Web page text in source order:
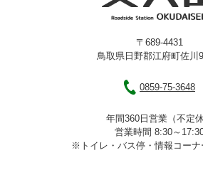
〒689-4431
鳥取県日野郡江府町佐川
0859-75-3648
年間360日営業（不定休
営業時間 8:30～
※トイレ・バス停・情報コーナ